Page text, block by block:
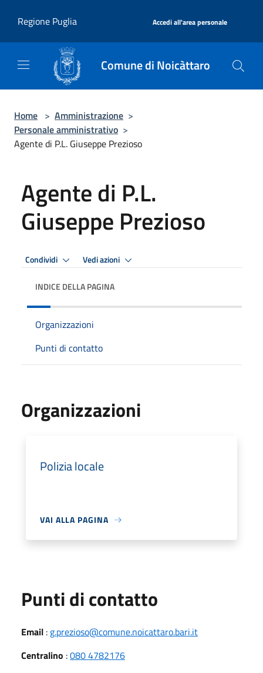
Regione Puglia
Accedi all'area personale
Comune di Noicàttaro
Home > Amministrazione >
Personale amministrativo >
Agente di P.L. Giuseppe Prezioso
Agente di P.L.
Giuseppe Prezioso
Condividi Vedi azioni
INDICE DELLA PAGINA
Organizzazioni
Punti di contatto
Organizzazioni
Polizia locale
VAI ALLA PAGINA
Punti di contatto
Email : g.prezioso@comune.noicattaro.bari.it
Centralino :080 4782176